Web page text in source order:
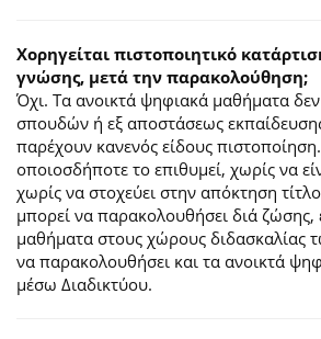
Χορηγείται πιστοποιητικό
γνώσης, μετά την παρακολούθηση;
Όχι. Τα ανοικτά ψηφιακά μαθήματα
σπουδών ή εξ αποστάσεως
παρέχουν κανενός είδους
οποιοσδήποτε το επιθυμεί, χωρίς να
χωρίς να στοχεύει στην απόκτηση
μπορεί να παρακολουθήσει διά ζώσης,
μαθήματα στους χώρους διδασκαλίας
να παρακολουθήσει και τα ανοικτά
μέσω Διαδικτύου.